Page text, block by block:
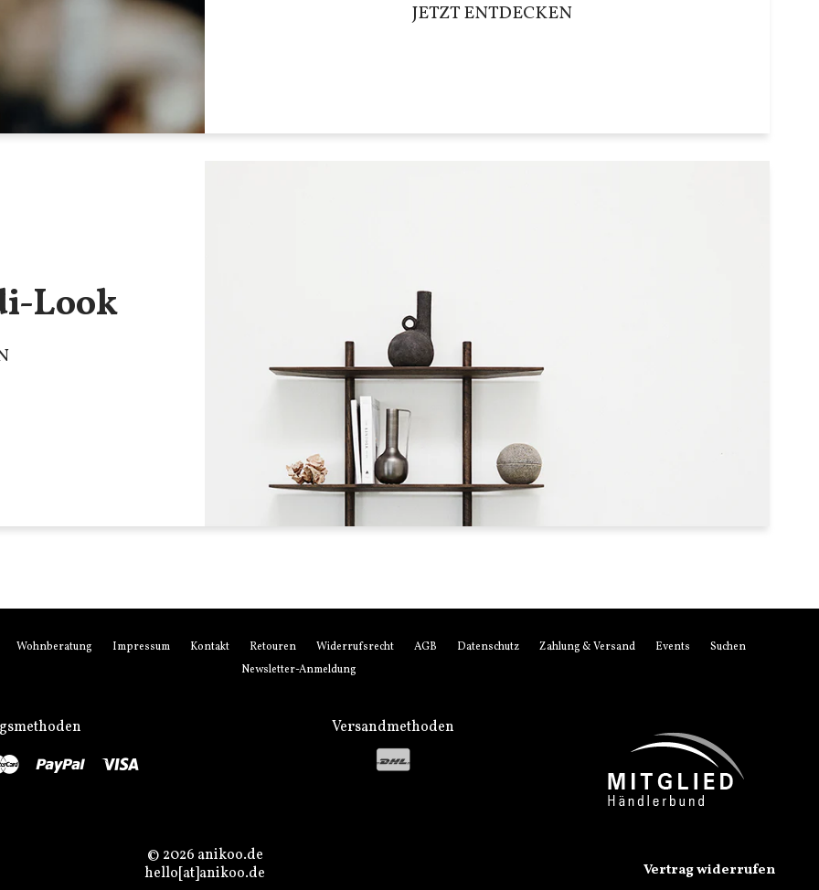
JETZT ENTDECKEN
Look
Wohnberatung Impressum Kontakt Retouren Widerrufsrecht AGB Datenschutz Zahlung & Versand Events
Suchen
Newsletter-Anmeldung
Master Paypal
Versandmethoden
© 2026 anikoo.de
hello[at]anikoo.de
Vertrag widerrufen